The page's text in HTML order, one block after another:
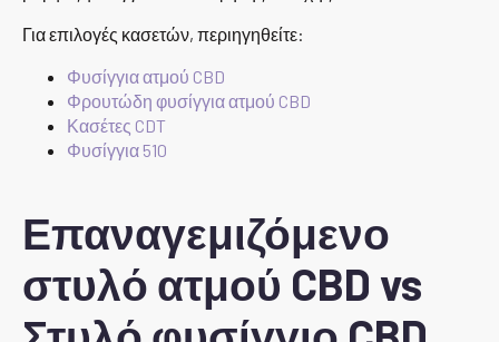
Για επιλογές κασετών, περιηγηθείτε:
Φυσίγγια ατμού CBD
Φρουτώδη φυσίγγια ατμού CBD
Κασέτες CDT
Φυσίγγια 510
Επαναγεμιζόμενο
στυλό ατμού CBD vs